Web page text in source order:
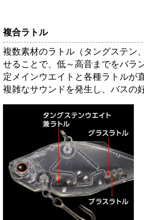
複合ラトル
複数素材のラトル（タングステン
せることで、低～高音までをバラ
定メインウエイトと各種ラトルが
複雑なサウンドを発生し、バスの